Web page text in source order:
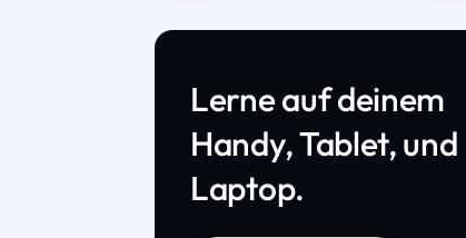
Lerne auf deinem
Handy, Tablet, und
Laptop.